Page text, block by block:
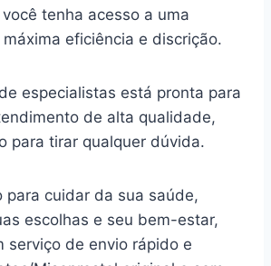
tenha acesso a uma
eficiência e discrição.
especialistas está pronta para
de alta qualidade,
para tirar qualquer dúvida.
para cuidar da sua saúde,
escolhas e seu bem-estar,
serviço de envio rápido e